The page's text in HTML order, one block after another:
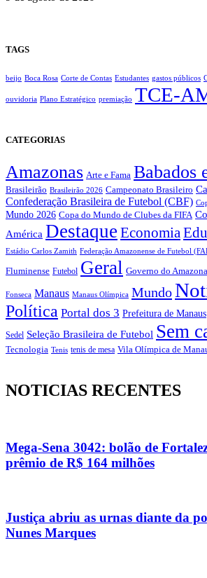
TAGS
beijo Boca Rosa Corte de Contas Estudantes gastos públicos
ouvidoria Plano Estratégico premiação TCE-
CATEGORIAS
Amazonas Arte e Fama Babados
Brasileirão Brasileirão 2026 Campeonato Brasileiro
Confederação Brasileira de Futebol (CBF)
Mundo 2026 Copa do Mundo de Clubes da FIFA
América Destaque Economia
Estádio Carlos Zamith Federação Amazonense de Futebol
Fluminense Futebol Geral Governo do
Fonseca Manaus Manaus Olímpica Mundo
Política Portal dos 3 Prefeitura de Manaus
Sedel Seleção Brasileira de Futebol Sem
Tecnologia Tenis tenis de mesa Vila Olímpica de
NOTICIAS RECENTES
Mega-Sena 3042: bolão de
prêmio de R$ 164 milhões
Justiça abriu as urnas diante da
Nunes Marques